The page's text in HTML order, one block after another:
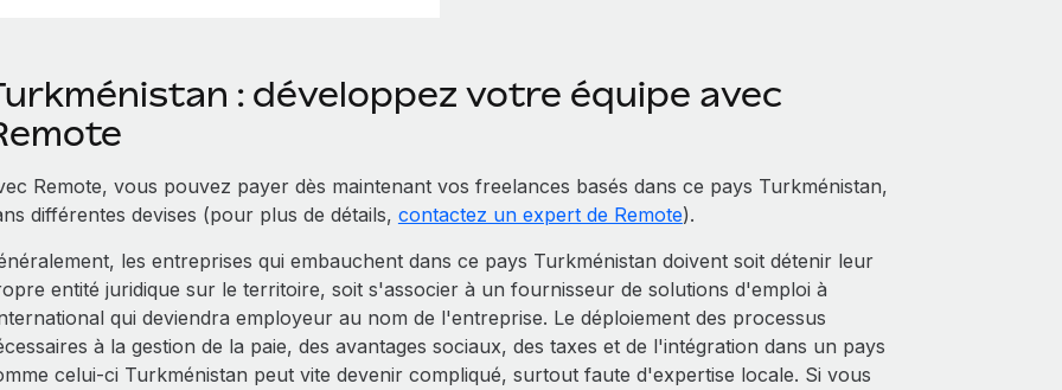
: développez votre équipe avec
Remote, vous pouvez payer dès maintenant vos freelances basés dans ce pays Turkménistan,
différentes devises (pour plus de détails, contactez un expert de Remote).
les entreprises qui embauchent dans ce pays Turkménistan doivent soit détenir leur
entité juridique sur le territoire, soit s'associer à un fournisseur de solutions d'emploi à
qui deviendra employeur au nom de l'entreprise. Le déploiement des processus
à la gestion de la paie, des avantages sociaux, des taxes et de l'intégration dans un pays
celui-ci Turkménistan peut vite devenir compliqué, surtout faute d'expertise locale. Si vous